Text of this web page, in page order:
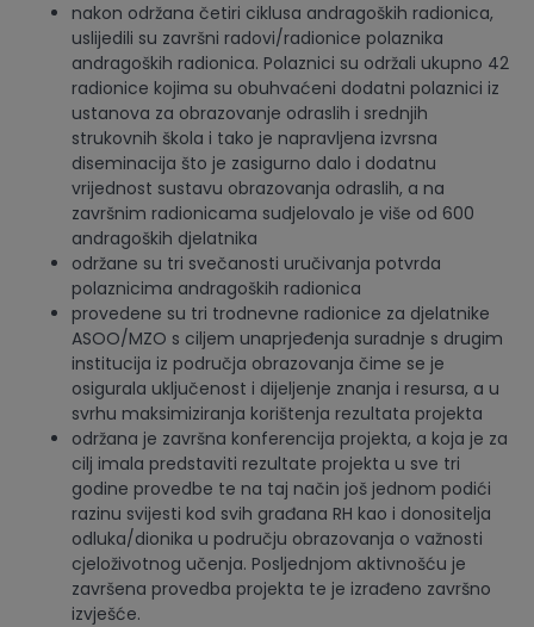
nakon održana četiri ciklusa andragoških radionica,
uslijedili su završni radovi/radionice polaznika
andragoških radionica. Polaznici su održali ukupno 42
radionice kojima su obuhvaćeni dodatni polaznici iz
ustanova za obrazovanje odraslih i srednjih
strukovnih škola i tako je napravljena izvrsna
diseminacija što je zasigurno dalo i dodatnu
vrijednost sustavu obrazovanja odraslih, a na
završnim radionicama sudjelovalo je više od 600
andragoških djelatnika
održane su tri svečanosti uručivanja potvrda
polaznicima andragoških radionica
provedene su tri trodnevne radionice za djelatnike
ASOO/MZO s ciljem unaprjeđenja suradnje s drugim
institucija iz područja obrazovanja čime se je
osigurala uključenost i dijeljenje znanja i resursa, a u
svrhu maksimiziranja korištenja rezultata projekta
održana je završna konferencija projekta, a koja je za
cilj imala predstaviti rezultate projekta u sve tri
godine provedbe te na taj način još jednom podići
razinu svijesti kod svih građana RH kao i donositelja
odluka/dionika u području obrazovanja o važnosti
cjeloživotnog učenja. Posljednjom aktivnošću je
završena provedba projekta te je izrađeno završno
izvješće.